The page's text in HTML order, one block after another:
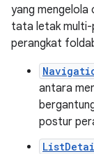
yang mengelola
tata letak multi-
perangkat
antara
postur